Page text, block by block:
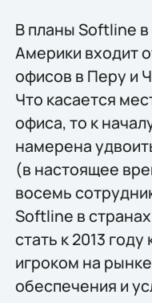
В планы Softline
Америки входит
офисов в Перу и
Что касается
офиса, то к
намерена
(в настоящее
восемь
Softline в
стать к 2013
игроком на
обеспечения и